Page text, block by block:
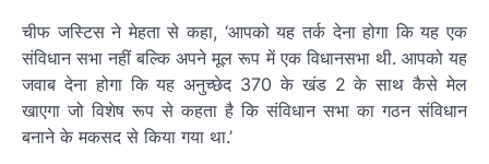
चीफ जस्टिस ने मेहता से कहा, ‘आपको यह तर्क देना होगा कि यह एक
संविधान सभा नहीं बल्कि अपने मूल रूप में एक विधानसभा थी. आपको यह
जवाब देना होगा कि यह अनुच्छेद 370 के खंड 2 के साथ कैसे मेल
खाएगा जो विशेष रूप से कहता है कि संविधान सभा का गठन संविधान
बनाने के मकसद से किया गया था.’